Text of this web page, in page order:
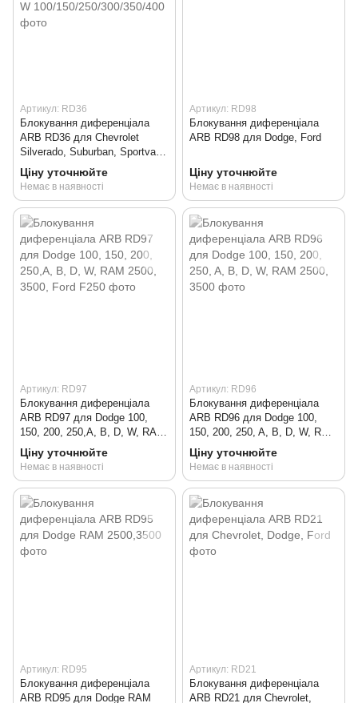
Артикул: RD36
Блокування диференціала
ARB RD36 для Chevrolet
Silverado, Suburban, Sportvan,
Dodge W
100/150/250/300/350/400
Ціну уточнюйте
Немає в наявності
Артикул: RD98
Блокування диференціала
ARB RD98 для Dodge, Ford
Ціну уточнюйте
Немає в наявності
Артикул: RD97
Блокування диференціала
ARB RD97 для Dodge 100,
150, 200, 250,A, B, D, W, RAM
2500, 3500, Ford F250
Ціну уточнюйте
Немає в наявності
Артикул: RD96
Блокування диференціала
ARB RD96 для Dodge 100,
150, 200, 250, A, B, D, W, RAM
2500, 3500
Ціну уточнюйте
Немає в наявності
Артикул: RD95
Блокування диференціала
ARB RD95 для Dodge RAM
Артикул: RD21
Блокування диференціала
ARB RD21 для Chevrolet,